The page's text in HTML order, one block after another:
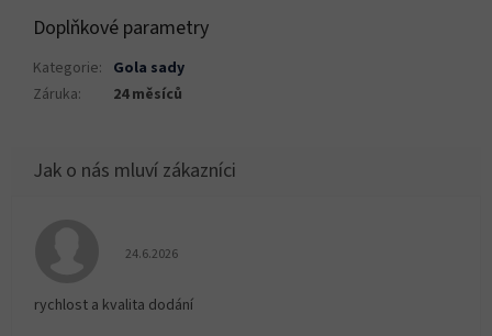
Doplňkové parametry
Kategorie: Gola sady
Záruka: 24 měsíců
Hodnocení obchodu je 5 z 5 hvězdiček.
24.6.2026
rychlost a kvalita dodání